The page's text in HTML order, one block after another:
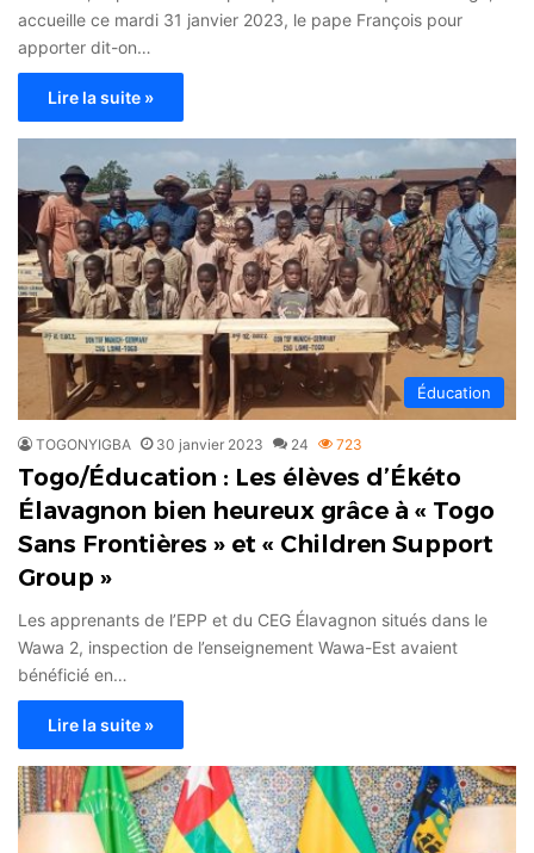
accueille ce mardi 31 janvier 2023, le pape François pour
apporter dit-on…
Lire la suite »
Éducation
TOGONYIGBA 30 janvier 2023 24 723
Togo/Éducation : Les élèves d’Ékéto
Élavagnon bien heureux grâce à « Togo
Sans Frontières » et « Children Support
Group »
Les apprenants de l’EPP et du CEG Élavagnon situés dans le
Wawa 2, inspection de l’enseignement Wawa-Est avaient
bénéficié en…
Lire la suite »